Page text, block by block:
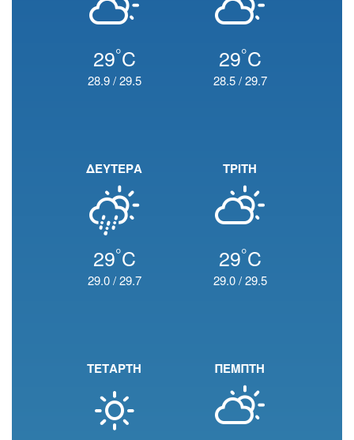
29°C
28.9/29.5
29°C
28.5/29.7
ΔΕΥΤΕΡΑ
29°C
29.0/29.7
ΤΡΙΤΗ
29°C
29.0/29.5
ΤΕΤΑΡΤΗ ΠΕΜΠΤΗ